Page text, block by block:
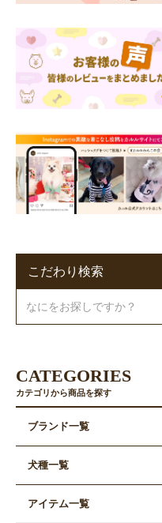
こだわり検索
CATEGORIES
カテゴリから商品を探す
ブランド一覧
犬種一覧
アイテム一覧